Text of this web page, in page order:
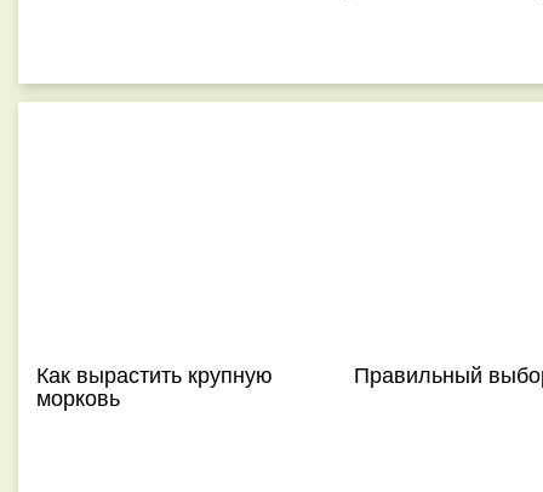
Как вырастить крупную
морковь
Правильный